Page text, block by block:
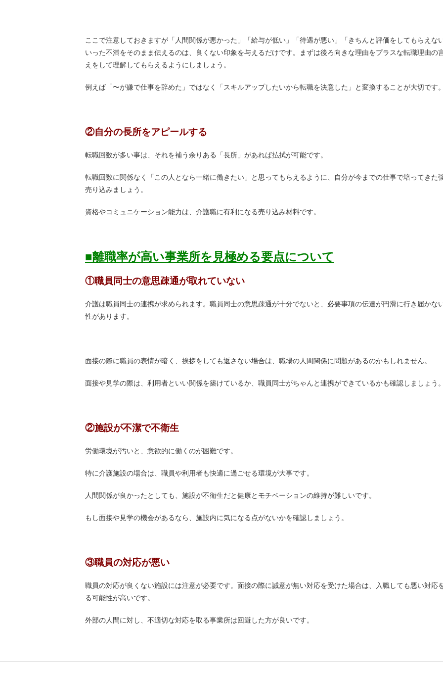
ここで注意しておきますが「人間関係が悪かった」「給与が低い」「待遇が悪い」「きちんと評価をしてもらえな
いった不満をそのまま伝えるのは、良くない印象を与えるだけです。まずは後ろ向きな理由をプラスな転職理由の
えをして理解してもらえるようにしましょう。
例えば「〜が嫌で仕事を辞めた」ではなく「スキルアップしたいから転職を決意した」と変換することが大切です
②自分の長所をアピールする
転職回数が多い事は、それを補う余りある「長所」があれば払拭が可能です。
転職回数に関係なく「この人となら一緒に働きたい」と思ってもらえるように、自分が今までの仕事で培ってきた
売り込みましょう。
資格やコミュニケーション能力は、介護職に有利になる売り込み材料です。
■離職率が高い事業所を見極める要点について
①職員同士の意思疎通が取れていない
介護は職員同士の連携が求められます。職員同士の意思疎通が十分でないと、必要事項の伝達が円滑に行き届かな
性があります。
面接の際に職員の表情が暗く、挨拶をしても返さない場合は、職場の人間関係に問題があるのかもしれません。
面接や見学の際は、利用者といい関係を築けているか、職員同士がちゃんと連携ができているかも確認しましょう
②施設が不潔で不衛生
労働環境が汚いと、意欲的に働くのが困難です。
特に介護施設の場合は、職員や利用者も快適に過ごせる環境が大事です。
人間関係が良かったとしても、施設が不衛生だと健康とモチベーションの維持が難しいです。
もし面接や見学の機会があるなら、施設内に気になる点がないかを確認しましょう。
③職員の対応が悪い
職員の対応が良くない施設には注意が必要です。面接の際に誠意が無い対応を受けた場合は、入職しても悪い対応
る可能性が高いです。
外部の人間に対し、不適切な対応を取る事業所は回避した方が良いです。